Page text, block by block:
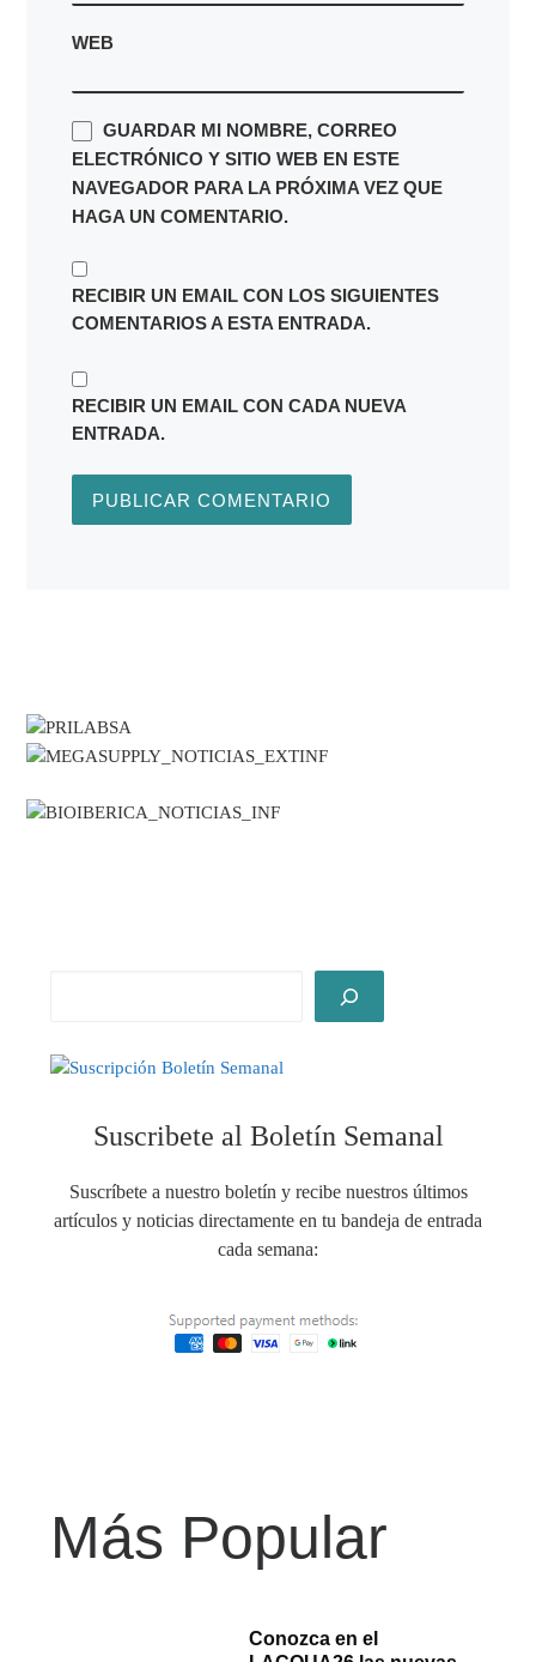
WEB
GUARDAR MI NOMBRE, CORREO
ELECTRÓNICO Y SITIO WEB EN ESTE
NAVEGADOR PARA LA PRÓXIMA VEZ QUE
HAGA UN COMENTARIO.
RECIBIR UN EMAIL CON LOS SIGUIENTES
COMENTARIOS A ESTA ENTRADA.
RECIBIR UN EMAIL CON CADA NUEVA
ENTRADA.
Suscribete al Boletín Semanal
Suscríbete a nuestro boletín y recibe nuestros últimos
artículos y noticias directamente en tu bandeja de entrada
cada semana:
Más Popular
Conozca en el